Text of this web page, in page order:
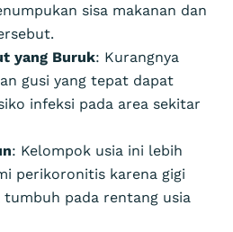
sisa makanan dan
yang Buruk: Kurangnya
gusi yang tepat dapat
infeksi pada area sekitar
: Kelompok usia ini lebih
perikoronitis karena gigi
tumbuh pada rentang usia